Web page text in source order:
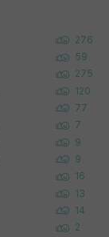
276
59
275
120
77
7
9
9
16
13
14
2